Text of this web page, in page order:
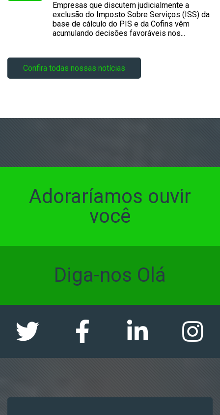
Empresas que discutem judicialmente a
exclusão do Imposto Sobre Serviços (ISS) da
base de cálculo do PIS e da Cofins vêm
acumulando decisões favoráveis nos...
Confira todas nossas notícias
Adoraríamos ouvir
você
Diga-nos Olá